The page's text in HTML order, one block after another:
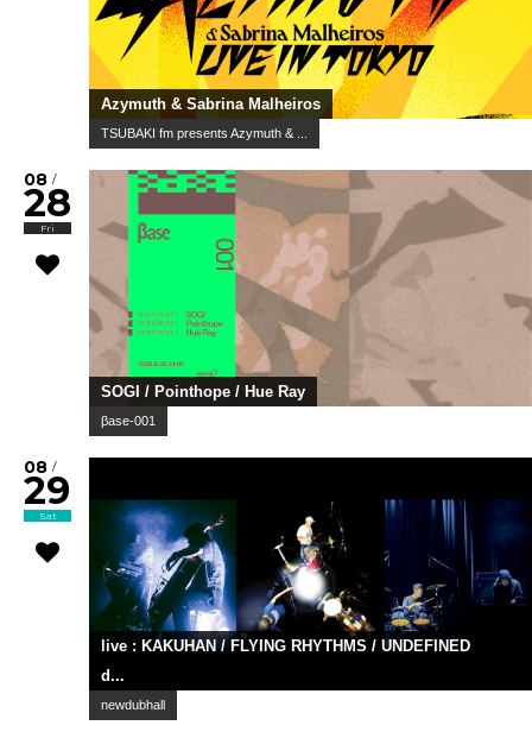
Azymuth & Sabrina Malheiros
TSUBAKI fm presents Azymuth & ...
08 /
28
Fri
SOGI / Pointhope / Hue Ray
βase-001
08 /
29
Sat
live : KAKUHAN / FLYING RHYTHMS / UNDEFINED
d...
newdubhall